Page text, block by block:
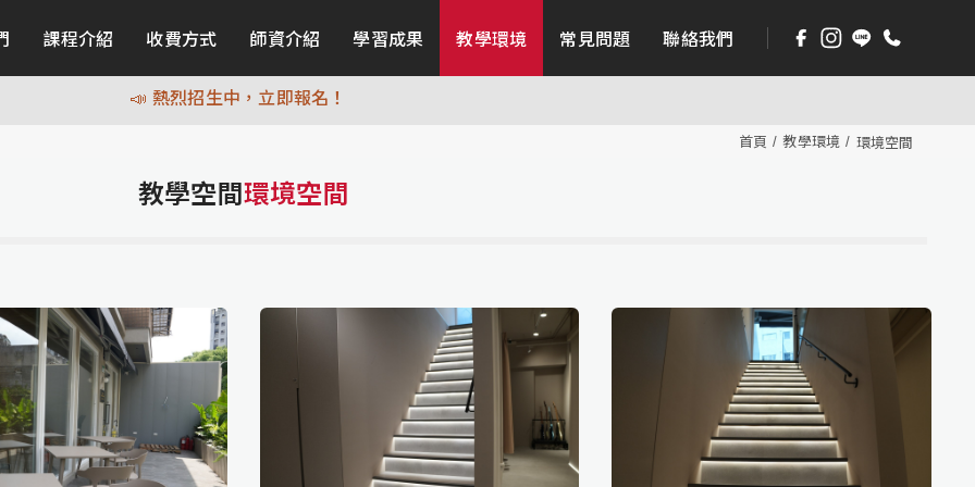
課程介紹 收費方式 師資介紹 學習成果 教學環境 常見問題 聯絡我們
📣 熱烈招生中，立即報名！
📣 熱烈招生中，立即報名！
首頁 教學環境 環境空間
教學空間環境空間